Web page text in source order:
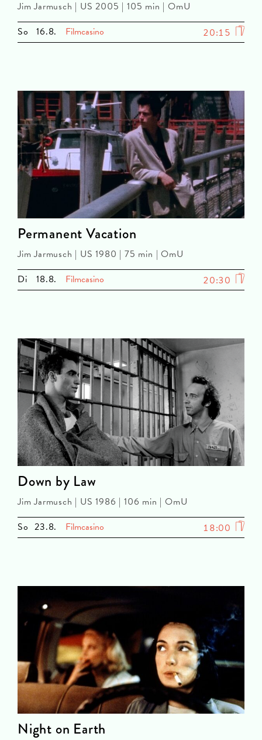
Jim Jarmusch | US 2005 | 105 min | OmU
So
16.8. Filmcasino 20:15
Permanent Vacation
Jim Jarmusch | US 1980 | 75 min | OmU
Di
18.8. Filmcasino 20:30
Down by Law
Jim Jarmusch | US 1986 | 106 min | OmU
So 23.8. Filmcasino 18:00
Night on Earth